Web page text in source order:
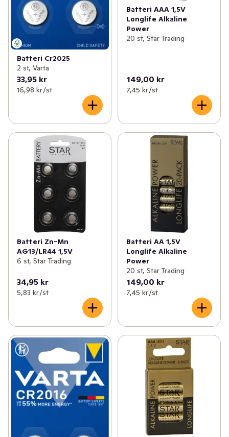
Batteri Cr2025
2 st, Varta
33,95 kr
16,98 kr /st
Batteri AAA 1,5V
Longlife Alkaline
Power
20 st, Star Trading
149,00 kr
7,45 kr /st
Batteri Zn-Mn
AG13/LR44 1,5V
6 st, Star Trading
34,95 kr
5,83 kr /st
Batteri AA 1,5V
Longlife Alkaline
Power
20 st, Star Trading
149,00 kr
7,45 kr /st